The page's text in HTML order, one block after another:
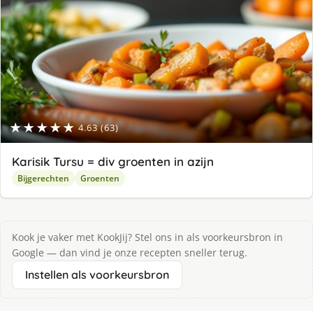
★★★★★ 4.63 (63)
Karisik Tursu = div groenten in azijn
Bijgerechten Groenten
Kook je vaker met KookJij? Stel ons in als voorkeursbron in
Google — dan vind je onze recepten sneller terug.
Instellen als voorkeursbron